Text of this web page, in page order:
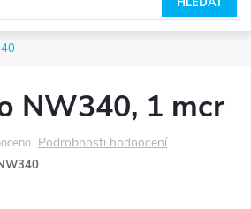
NW340, 1 mcr
Podrobnosti hodnocení